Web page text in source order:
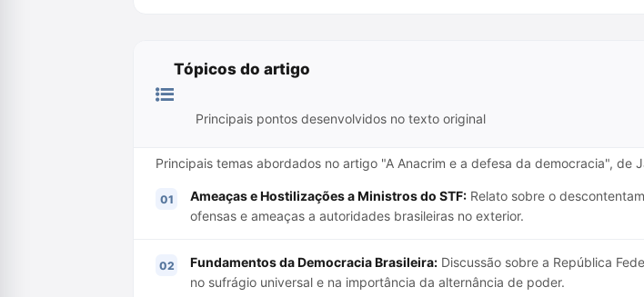
Tópicos do artigo
Principais pontos desenvolvidos no texto original
Principais temas abordados no artigo "A Anacrim e a defesa da democracia", de
Ameaças e Hostilizações a Ministros do STF: Relato sobre o
ofensas e ameaças a autoridades brasileiras no exterior.
Fundamentos da Democracia Brasileira: Discussão sobre a República
no sufrágio universal e na importância da alternância de poder.